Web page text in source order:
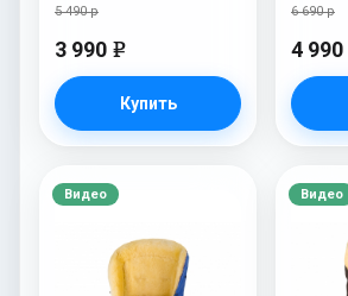
5 490 р
3 990 e
Купить
6 690 р
4 990
Видео Видео